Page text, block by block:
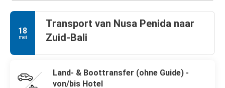
18
mei
Transport van Nusa Penida naar
Zuid-Bali
Land- & Boottransfer (ohne Guide) -
von/bis Hotel